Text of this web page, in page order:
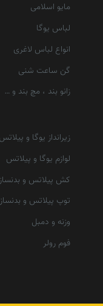
مایو اسلامی
لباس یوگا
انواع لباس لاغری
گن ساعت شنی
زانو بند ، مچ بند و …
زیرانداز یوگا و پیلاتس
لوازم یوگا و پیلاتس
کش پیلاتس و
توپ پیلاتس و
وزنه و دمبل
فوم رولر